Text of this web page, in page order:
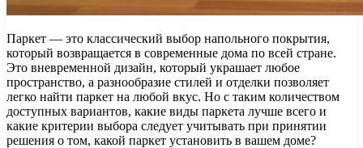
Паркет — это классический выбор напольного покрытия,
который возвращается в современные дома по всей стране.
Это вневременной дизайн, который украшает любое
пространство, а разнообразие стилей и отделки позволяет
легко найти паркет на любой вкус. Но с таким количеством
доступных вариантов, какие виды паркета лучше всего и
какие критерии выбора следует учитывать при принятии
решения о том, какой паркет установить в вашем доме?